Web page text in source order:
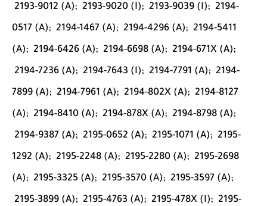
2193-9012 (A); 2193-9020 (I); 2193-9039 (I); 2194-
0517 (A); 2194-1467 (A); 2194-4296 (A); 2194-5411
(A); 2194-6426 (A); 2194-6698 (A); 2194-671X (A);
2194-7236 (A); 2194-7643 (I); 2194-7791 (A); 2194-
7899 (A); 2194-7961 (A); 2194-802X (A); 2194-8127
(A); 2194-8410 (A); 2194-878X (A); 2194-8798 (A);
2194-9387 (A); 2195-0652 (A); 2195-1071 (A); 2195-
1292 (A); 2195-2248 (A); 2195-2280 (A); 2195-2698
(A); 2195-3325 (A); 2195-3570 (A); 2195-3597 (A);
2195-3899 (A); 2195-4763 (A); 2195-478X (I); 2195-